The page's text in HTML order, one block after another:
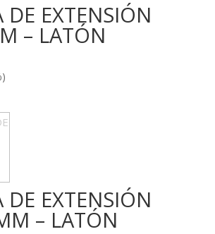
DE EXTENSIÓN
– LATÓN
DE EXTENSIÓN
– LATÓN